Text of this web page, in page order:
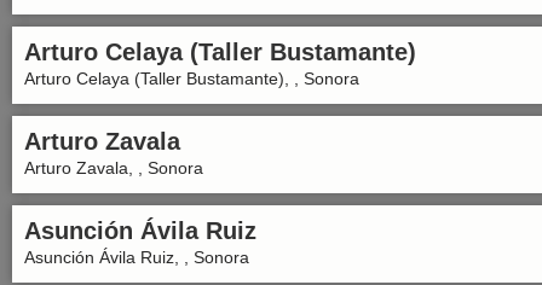
Arturo Celaya (Taller Bustamante)
Arturo Celaya (Taller Bustamante), , Sonora
Arturo Zavala
Arturo Zavala, , Sonora
Asunción Ávila Ruiz
Asunción Ávila Ruiz, , Sonora